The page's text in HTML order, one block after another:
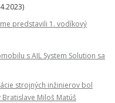
predstavili 1. vodíkový
s AIL System Solution sa
strojných inžinierov bol
Miloš Matúš